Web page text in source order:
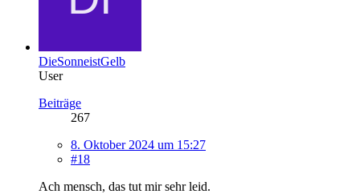
DieSonneistGelb
User
Beiträge
267
8. Oktober 2024 um 15:27
#18
Ach mensch, das tut mir sehr leid.